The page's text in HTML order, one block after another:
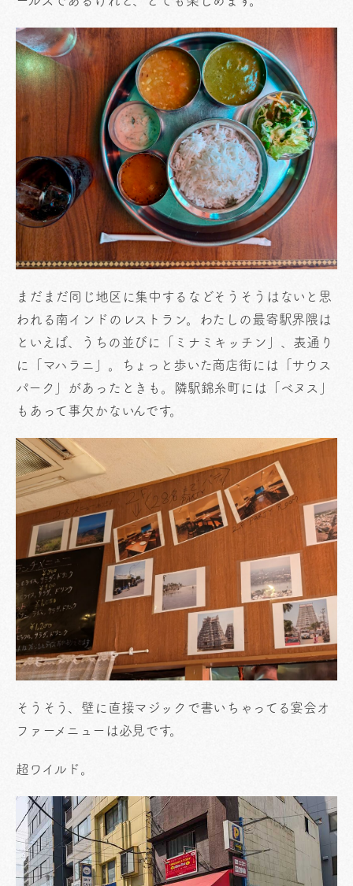
まだまだ同じ地区に集中するなどそうそうはないと思
われる南インドのレストラン。わたしの最寄駅界隈は
といえば、うちの並びに「ミナミキッチン」、表通り
に「マハラニ」。ちょっと歩いた商店街には「サウス
パーク」があったときも。隣駅錦糸町には「ベヌス」
もあって事欠かないんです。
そうそう、壁に直接マジックで書いちゃってる宴会オ
ファーメニューは必見です。
超ワイルド。